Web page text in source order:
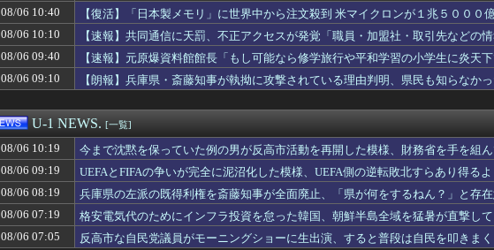
私たちが母だと思ってた人から衝撃の事実を明かされた
結婚してから惚気話が止まらない友人。会話の最後に毎回「後出し」で自慢を入れてく...
連れて行かれた
【悲報】かつて６５０万部を誇った週刊少年ジャンプ、発行部数100万部割れ → ...
【リコリス・リコイル】セガ「錦木千束」と「井ノ上たきな」 STREET SNA...
【悲報】浅田真央ちゃんの婚活条件ｗｗｗｗｗｗｗ(※画像あり)
【ファーム試合実況】ヤクルトvs広島 8/6/10:30
【驚愕】大人気女性声優のファンイベント、国境を超えるｗｗｗｗ
ボクシング元世界王者・薬師寺保栄被告 養子縁組届を偽造して提出した罪認める
【朗報】のんさん(33)のちょうどいいボディーラインwwwwwwwww
【速報】FIFA会長、過ち認め「心から謝罪」←頭を丸めろとネットの声ｗｗｗｗｗ...
斎藤佑樹「高校野球７イニング制に大賛成」 田中将大「7回はない」
結婚考えてた女の子が母親から虐待受けてたんやが
【銀魂】G.E.M.シリーズ「神楽[限定復刻版再販)]」フィギュア【明日予約開...
【NARUTO】NARUTOギャルズ「テンテン再販)」フィギュア【明日予約開始...
08/06 10:40
【復活】「日本製メモリ」に世界中から注文殺到 米マイクロンが１兆５０００
08/06 10:10
【速報】共同通信に天罰、不正アクセスが発覚「職員・加盟社・取引先などの
08/06 09:40
【速報】元原爆資料館館長「もし可能なら修学旅行や平和学習の小学生に炎天
い」
08/06 09:10
【朗報】兵庫県・斎藤知事が執拗に攻撃されている理由判明、県民も知らなか
U-1 NEWS. [一覧]
08/06 10:19
今まで沈黙を保っていた例の男が反高市活動を再開した模様、財務省を手を組
08/06 09:19
UEFAとFIFAの争いが完全に泥沼化した模様、UEFA側の逆転敗北すらあり得る
08/06 08:19
兵庫県の左派の既得利権を斎藤知事が全面廃止、「県が何をするねん？」と存
08/06 07:19
格安電気代のためにインフラ投資を怠った韓国、朝鮮半島全域を猛暑が直撃し
08/06 07:05
反高市な自民党議員がモーニングショーに生出演、すると普段は自民を叩きま